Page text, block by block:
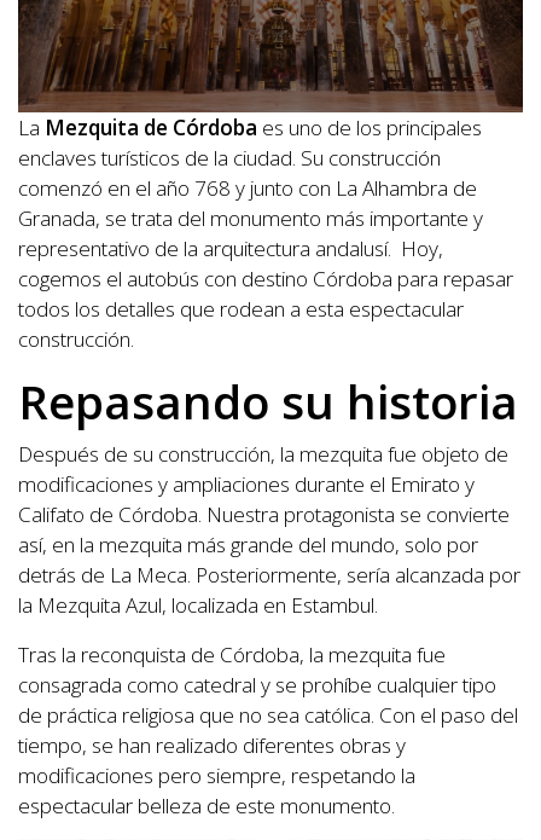
La Mezquita de Córdoba es uno de los principales
enclaves turísticos de la ciudad. Su construcción
comenzó en el año 768 y junto con La Alhambra de
Granada, se trata del monumento más importante y
representativo de la arquitectura andalusí. Hoy,
cogemos el autobús con destino Córdoba para repasar
todos los detalles que rodean a esta espectacular
construcción.
Repasando su historia
Después de su construcción, la mezquita fue objeto de
modificaciones y ampliaciones durante el Emirato y
Califato de Córdoba. Nuestra protagonista se convierte
así, en la mezquita más grande del mundo, solo por
detrás de La Meca. Posteriormente, sería alcanzada por
la Mezquita Azul, localizada en Estambul.
Tras la reconquista de Córdoba, la mezquita fue
consagrada como catedral y se prohíbe cualquier tipo
de práctica religiosa que no sea católica. Con el paso del
tiempo, se han realizado diferentes obras y
modificaciones pero siempre, respetando la
espectacular belleza de este monumento.